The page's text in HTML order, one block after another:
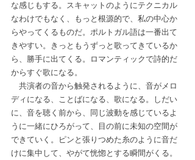
な感じもする。スキャットのようにテクニカル
なわけでもなく、もっと根源的で、私の中心か
らやってくるものだ。ポルトガル語は一番出て
きやすい。きっともうずっと歌ってきているか
ら、勝手に出てくる。ロマンティックで詩的だ
からすぐ歌になる。
共演者の音から触発されるように、音がメロ
ディになる、ことばになる、歌になる。しだい
に、音を聴く前から、同じ波動を感じているよ
うに一緒にひろがって、目の前に未知の空間が
できていく。ピンと張りつめた糸のように音だ
けに集中して、やがて恍惚とする瞬間がくる。